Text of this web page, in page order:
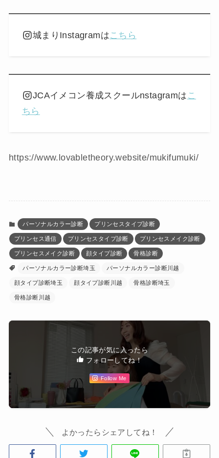
城まりInstagramはこちら
JCAイメコン養成スクールnstagramは こ
ちら
https://www.lovabletheory.website/mukifumuki/
パーソナルカラー診断 プリンセスタイプ診断
プリンセス通信 プリンセスタイプ診断 プリンセスメイク診断
プリンセスメイク診断 顔タイプ診断 骨格診断
パーソナルカラー診断埼玉 パーソナルカラー診断川越
顔タイプ診断埼玉 顔タイプ診断川越 骨格診断埼玉
骨格診断川越
この記事が気に入ったら
フォローしてね！
Follow Me
よかったらシェアしてね！